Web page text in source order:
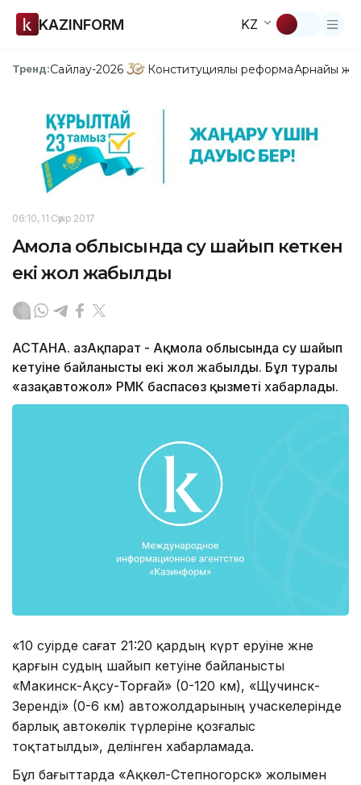
KAZINFORM KZ
Тренд:Сайлау-2026 Конституциялық реформаАрнайы
06:10, 11 Сәуір 2017
Ақмола облысында су шайып кеткен
екі жол жабылды
АСТАНА. ҚазАқпарат - Ақмола облысында су шайып
кетуіне байланысты екі жол жабылды. Бұл туралы
«Қазақавтожол» РМК баспасөз қызметі хабарлады.
«10 сәуірде сағат 21:20 қардың күрт еруіне және
қарғын судың шайып кетуіне байланысты
«Макинск-Ақсу-Торғай» (0-120 км), «Щучинск-
Зеренді» (0-6 км) автожолдарының учаскелерінде
барлық автокөлік түрлеріне қозғалыс
тоқтатылды», делінген хабарламада.
Бұл бағыттарда «Ақкөл-Степногорск» жолымен